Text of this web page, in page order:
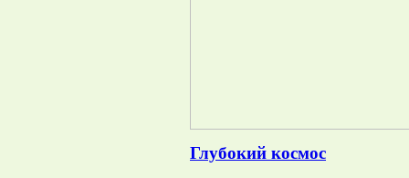
Глубокий космос